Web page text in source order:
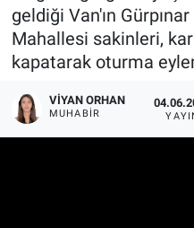
geldiği Van'ın
Mahallesi sakinleri,
kapatarak oturma
VIYAN ORHAN
MUHABIR
Haber Arşivi